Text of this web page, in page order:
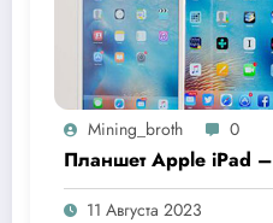
Mining_broth 0
Планшет Apple iPad
11 Августа 2023